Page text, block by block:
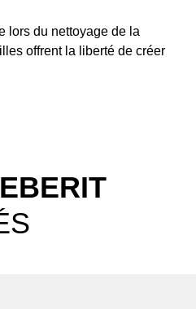
lors du nettoyage de la
offrent la liberté de créer